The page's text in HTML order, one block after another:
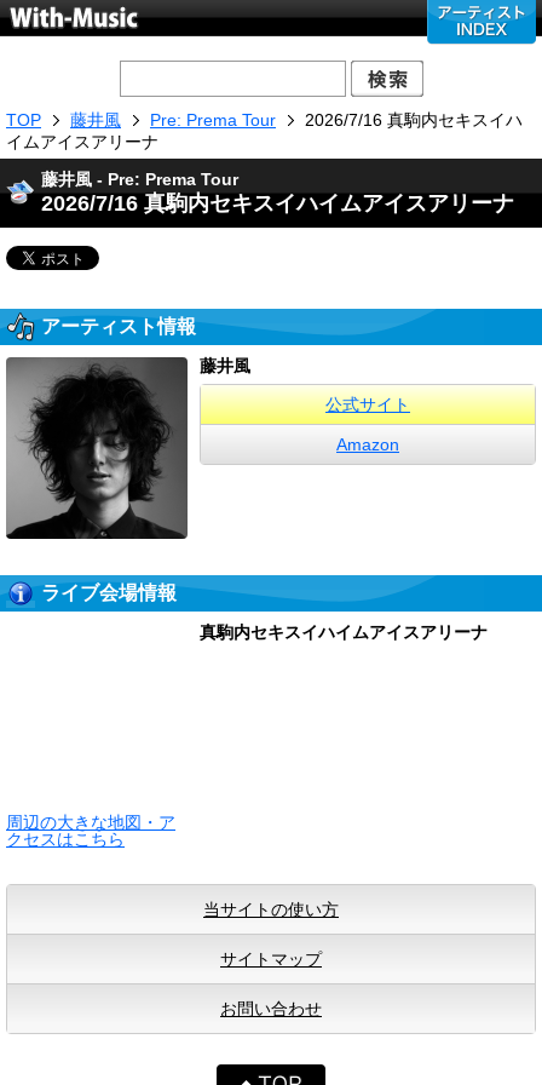
TOP 藤井風 Pre: Prema Tour
2026/7/16 真駒内セキスイハ
イムアイスアリーナ
藤井風 - Pre: Prema Tour
2026/7/16 真駒内セキスイハイムアイスアリーナ
アーティスト情報
藤井風
公式サイト
Amazon
ライブ会場情報
周辺の大きな地図・ア
クセスはこちら
真駒内セキスイハイムアイスアリーナ
当サイトの使い方
サイトマップ
お問い合わせ